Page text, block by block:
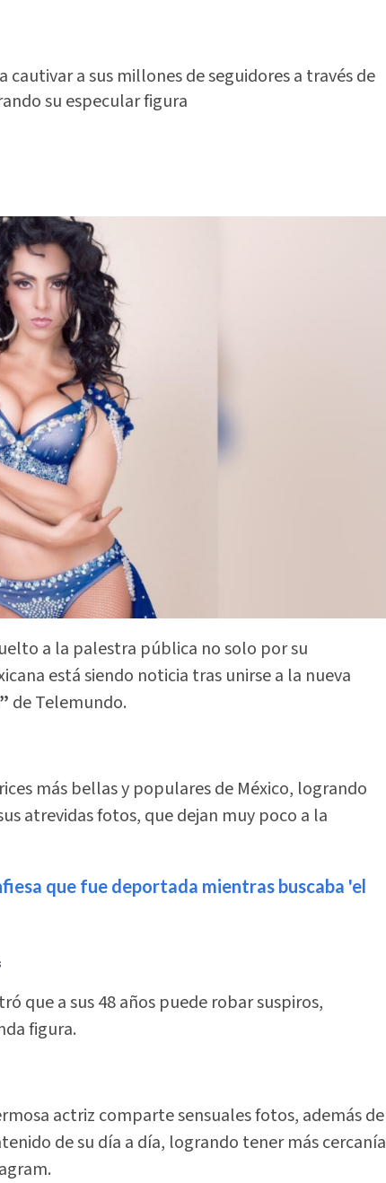
a sus millones de seguidores a través de
su especular figura
a la palestra pública no solo por su
está siendo noticia tras unirse a la nueva
de Telemundo.
más bellas y populares de México, logrando
atrevidas fotos, que dejan muy poco a la
que fue deportada mientras buscaba 'el
que a sus 48 años puede robar suspiros,
figura.
actriz comparte sensuales fotos, además de
de su día a día, logrando tener más cercanía